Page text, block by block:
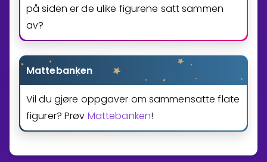
på siden er de ulike figurene satt sammen
av?
Mattebanken
Vil du gjøre oppgaver om sammensatte flate
figurer? Prøv Mattebanken!